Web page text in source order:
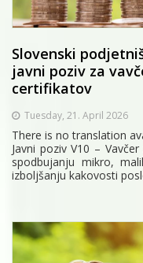
Slovenski
javni poziv za
certifikatov
Tuesday, 21. April 2026
There is no translation
Javni poziv V10 –
spodbujanju mikro,
izboljšanju kakovosti